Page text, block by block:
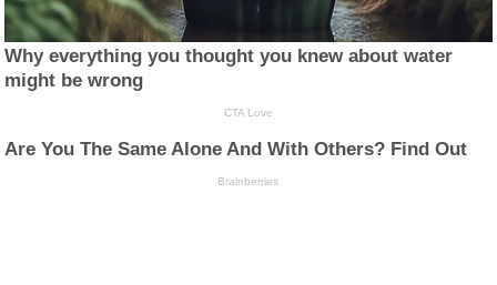
Why everything you thought you knew about water
might be wrong
CTA Love
Are You The Same Alone And With Others? Find Out
Brainberries